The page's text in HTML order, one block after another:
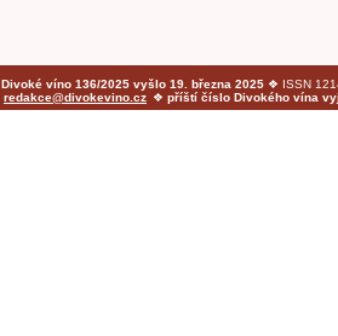
Divoké víno 136/2025 vyšlo 19. března 2025 ❖ ISSN
redakce@divokevino.cz ❖ příští číslo Divokého vína